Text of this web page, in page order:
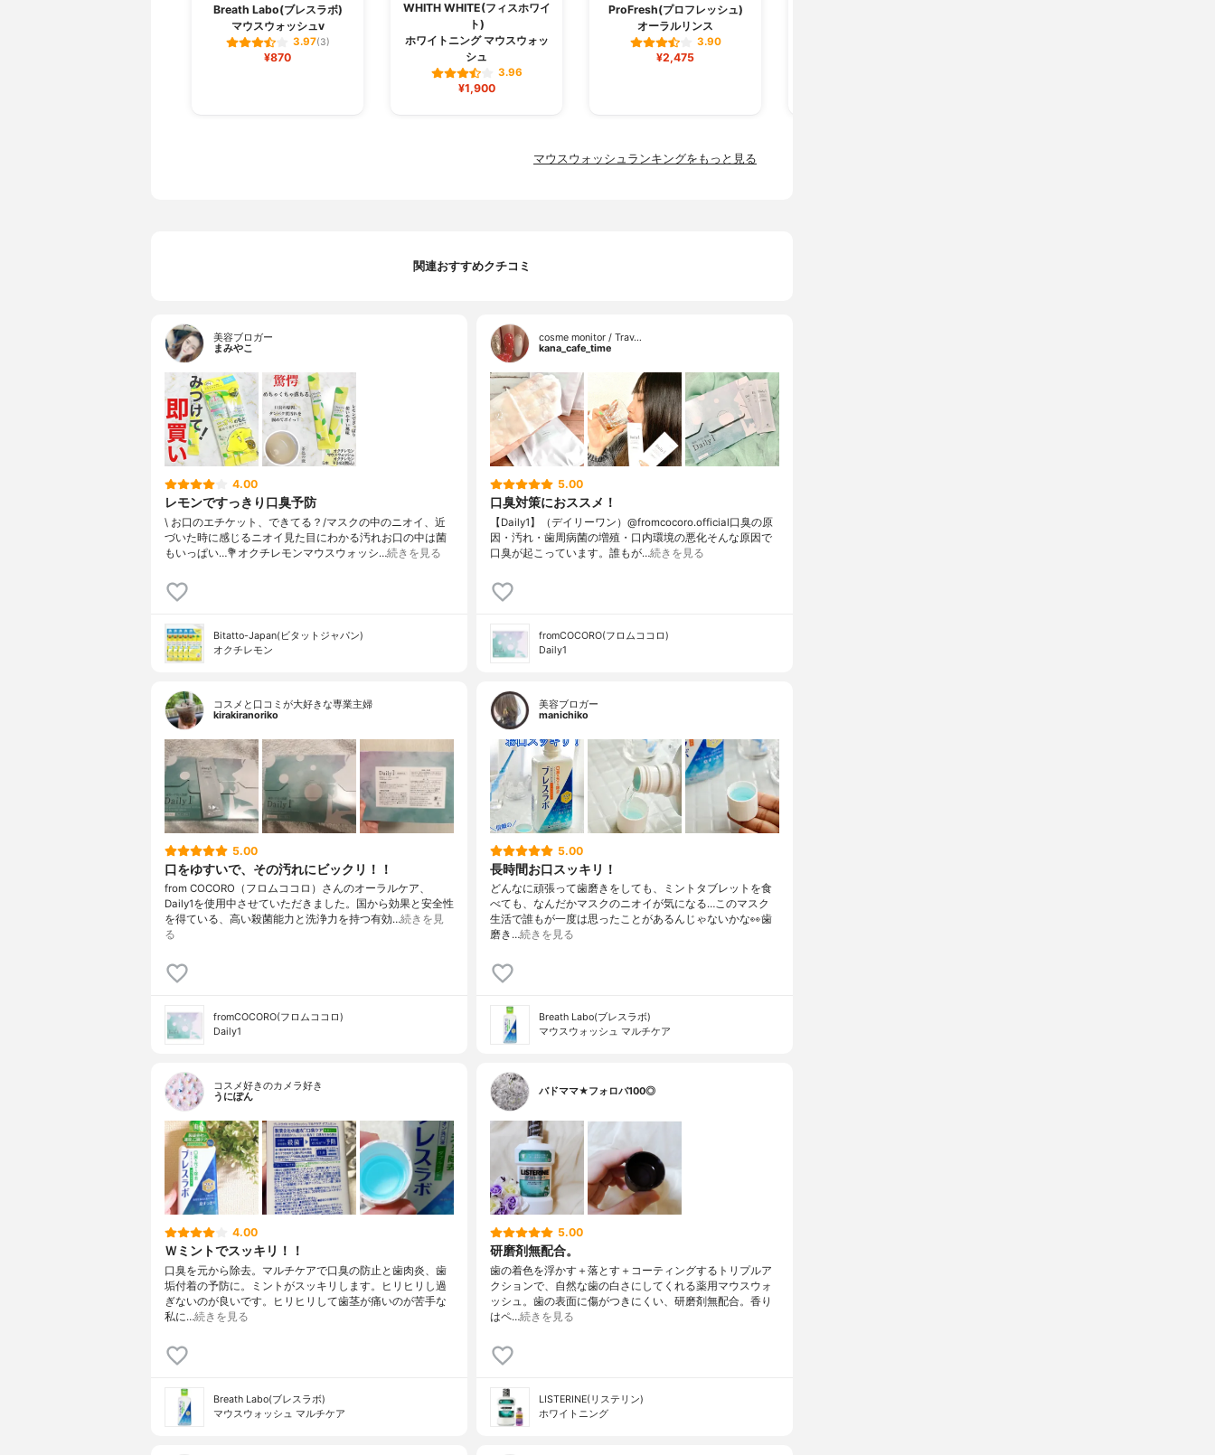
Breath Labo(ブレスラボ)
マウスウォッシュv
3.97(3)
¥870
WHITH WHITE(フィスホワイ
ト)
ホワイトニング マウスウォッ
シュ
3.96
¥1,900
ProFresh(プロフレッシュ)
オーラルリンス
3.90
¥2,475
マウスウォッシュランキングをもっと見る
関連おすすめクチコミ
美容ブロガー
まみやこ
4.00
レモンですっきり口臭予防
\ お口のエチケット、できてる？/⁡⁡マスクの中のニオイ、近
づいた時に感じるニオイ見た目にわかる汚れ⁡お口の中は菌
もいっぱい…⁡⁡⁡💐オクチレモンマウスウォッシ…続きを見る
Bitatto-Japan(ビタットジャパン)
オクチレモン
cosme monitor / Trav…
kana_cafe_time
5.00
口臭対策におススメ！
【Daily1】（デイリーワン）@fromcocoro.official口臭の原
因・汚れ・歯周病菌の増殖・口内環境の悪化そんな原因で
口臭が起こっています。誰もが…続きを見る
fromCOCORO(フロムココロ)
Daily1
コスメと口コミが大好きな専業主婦
kirakiranoriko
5.00
口をゆすいで、その汚れにビックリ！！
from COCORO（フロムココロ）さんのオーラルケア、
Daily1を使用中させていただきました。国から効果と安全性
を得ている、高い殺菌能力と洗浄力を持つ有効…続きを見
る
fromCOCORO(フロムココロ)
Daily1
美容ブロガー
manichiko
5.00
長時間お口スッキリ！
どんなに頑張って歯磨きをしても、ミントタブレットを食
べても、なんだかマスクのニオイが気になる…このマスク
生活で誰もが一度は思ったことがあるんじゃないかな👀歯
磨き…続きを見る
Breath Labo(ブレスラボ)
マウスウォッシュ マルチケア
コスメ好きのカメラ好き
うにぽん
4.00
Ｗミントでスッキリ！！
口臭を元から除去。マルチケアで口臭の防止と歯肉炎、歯
垢付着の予防に。ミントがスッキリします。ヒリヒリし過
ぎないのが良いです。ヒリヒリして歯茎が痛いのが苦手な
私に…続きを見る
Breath Labo(ブレスラボ)
マウスウォッシュ マルチケア
バドママ★フォロバ100◎
5.00
研磨剤無配合。
歯の着色を浮かす＋落とす＋コーティングするトリプルア
クションで、自然な歯の白さにしてくれる薬用マウスウォ
ッシュ。歯の表面に傷がつきにくい、研磨剤無配合。香り
はペ…続きを見る
LISTERINE(リステリン)
ホワイトニング